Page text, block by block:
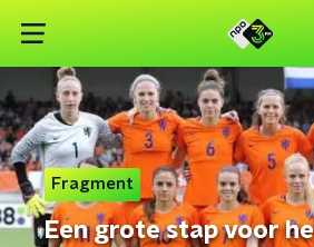
Fragment
Een grote stap voor